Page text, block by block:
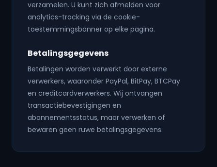
verzamelen. U kunt zich afmelden voor
analytics-tracking via de cookie-
toestemmingsbanner op elke pagina.
Betalingsgegevens
Betalingen worden verwerkt door externe
verwerkers, waaronder PayPal, BitPay, BTCPay
en creditcardverwerkers. Wij ontvangen
transactiebevestigingen en
abonnementsstatus, maar verwerken of
bewaren geen ruwe betalingsgegevens.